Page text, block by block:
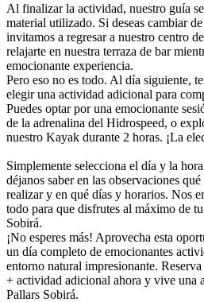
Al finalizar la actividad, nuestro guía
material utilizado. Si deseas cambiar
invitamos a regresar a nuestro centro
relajarte en nuestra terraza de bar
emocionante experiencia.
Pero eso no es todo. Al día siguiente,
elegir una actividad adicional para
Puedes optar por una emocionante
de la adrenalina del Hidrospeed, o
nuestro Kayak durante 2 horas. ¡La
Simplemente selecciona el día y la
déjanos saber en las observaciones
realizar y en qué días y horarios. Nos
todo para que disfrutes al máximo de
Sobirá.
¡No esperes más! Aprovecha esta
un día completo de emocionantes
entorno natural impresionante.
+ actividad adicional ahora y vive una
Pallars Sobirá.